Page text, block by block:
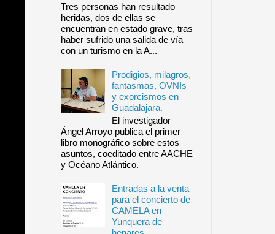
Tres personas han resultado
heridas, dos de ellas se
encuentran en estado grave, tras
haber sufrido una salida de vía
con un turismo en la A...
Prodigios, milagros,
fantasmas, OVNIs
y exorcismos en
Guadalajara.
El investigador
Ángel Arroyo publica el primer
libro monográfico sobre estos
asuntos, coeditado entre AACHE
y Océano Atlántico.
Entradas a la venta
para el concierto de
CAMELA en
Yunquera de